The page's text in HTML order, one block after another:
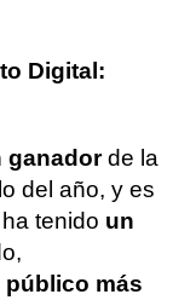
Digital:
ganadorde la
del año, y es
tenido un
más